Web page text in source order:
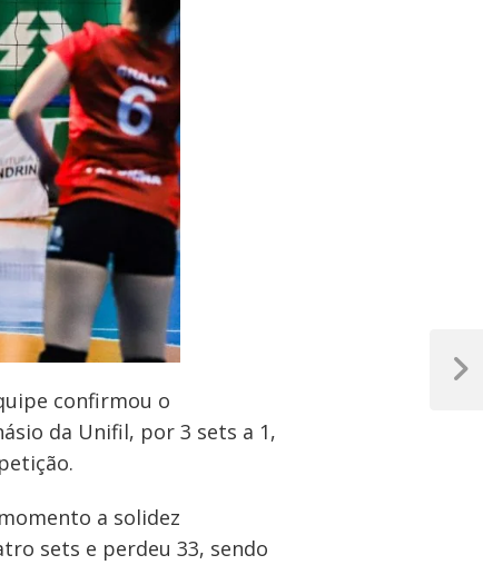
confirmou o
da Unifil, por 3 sets a 1,
a solidez
sets e perdeu 33, sendo